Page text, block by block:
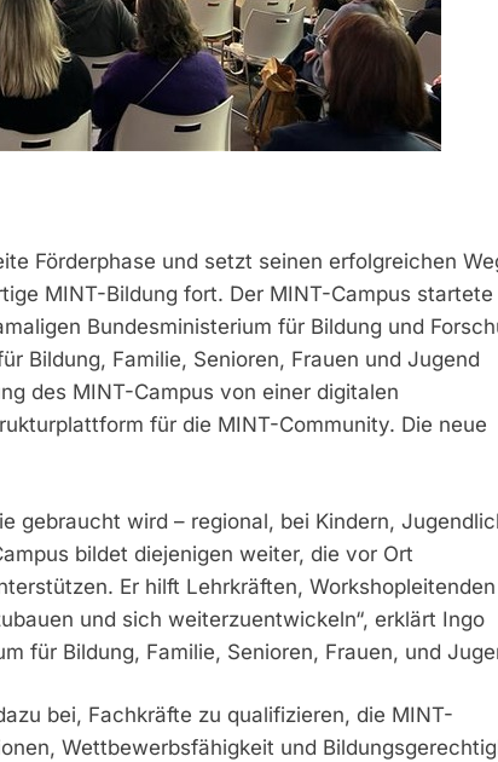
Förderphase und setzt seinen erfolgreichen
MINT-Bildung fort. Der MINT-Campus startete
Bundesministerium für Bildung und
Bildung, Familie, Senioren, Frauen und Jugend
des MINT-Campus von einer digitalen
für die MINT-Community. Die neue
gebraucht wird – regional, bei Kindern,
bildet diejenigen weiter, die vor Ort
Er hilft Lehrkräften, Workshopleitenden
und sich weiterzuentwickeln“, erklärt Ingo
für Bildung, Familie, Senioren, Frauen, und
bei, Fachkräfte zu qualifizieren, die MINT-
Wettbewerbsfähigkeit und